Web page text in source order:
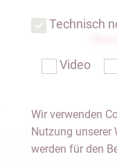
Technisch
Video
Wir verwenden
Nutzung unserer
werden für den